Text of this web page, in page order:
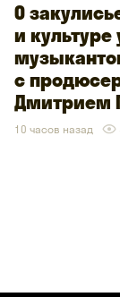
О
и
с
Дмитрием
10 часов назад